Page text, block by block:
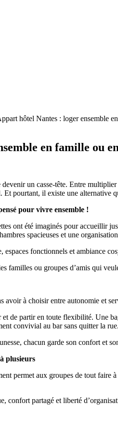
hôtel Nantes : loger ensemble
en famille ou
un casse-tête. Entre
Et pourtant, il existe une
pour vivre ensemble !
ont été imaginés pour accueillir
spacieuses et une
fonctionnels et ambiance
ou groupes d’amis qui
avoir à choisir entre autonomie et
de partir en toute flexibilité. Une
convivial au bar sans quitter la rue.
chacun garde son confort et
plusieurs
permet aux groupes de tout
confort partagé et liberté